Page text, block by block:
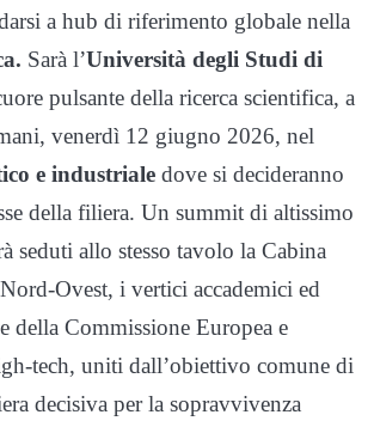
a hub di riferimento globale nella
Sarà l’Università degli Studi di
pulsante della ricerca scientifica, a
venerdì 12 giugno 2026, nel
e industriale dove si decideranno
della filiera. Un summit di altissimo
seduti allo stesso tavolo la Cabina
Ovest, i vertici accademici ed
della Commissione Europea e
tech, uniti dall’obiettivo comune di
decisiva per la sopravvivenza